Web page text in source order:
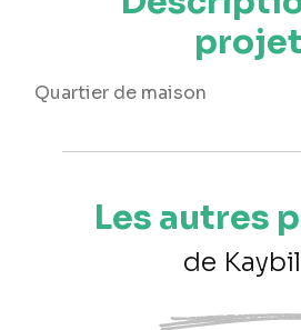
projet
Quartier de maison
Les autres
de